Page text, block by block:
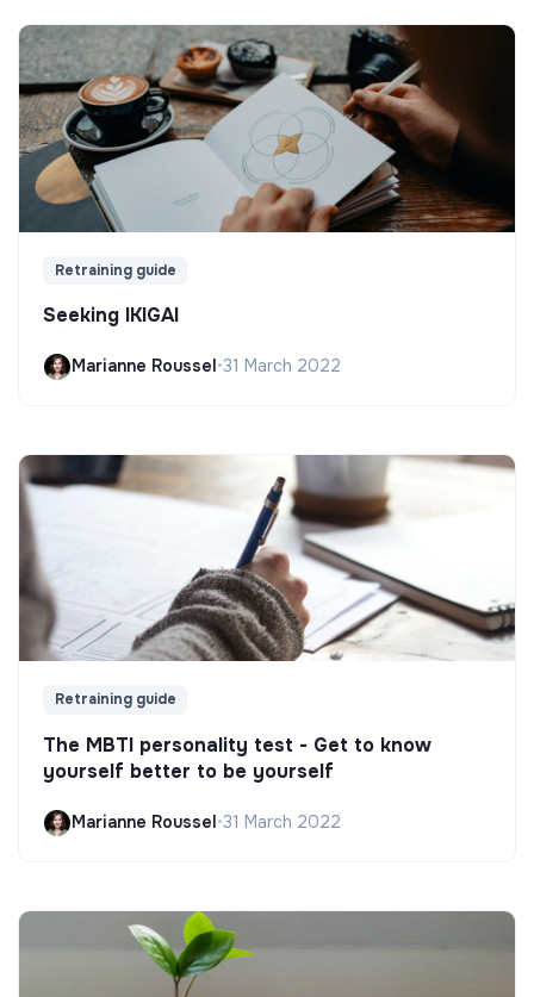
Retraining guide
Seeking IKIGAI
Marianne Roussel •31 March 2022
Retraining guide
The MBTI personality test - Get to know
yourself better to be yourself
Marianne Roussel•31 March 2022